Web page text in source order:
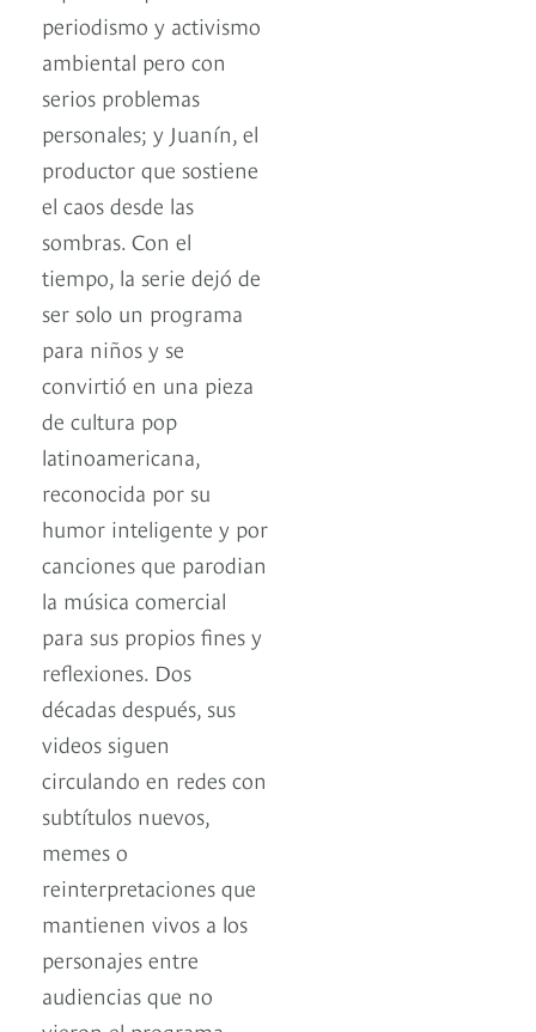
periodismo y activismo
ambiental pero con
serios problemas
personales; y Juanín, el
productor que sostiene
el caos desde las
sombras. Con el
tiempo, la serie dejó de
ser solo un programa
para niños y se
convirtió en una pieza
de cultura pop
latinoamericana,
reconocida por su
humor inteligente y por
canciones que parodian
la música comercial
para sus propios fines y
reflexiones. Dos
décadas después, sus
videos siguen
circulando en redes con
subtítulos nuevos,
memes o
reinterpretaciones que
mantienen vivos a los
personajes entre
audiencias que no